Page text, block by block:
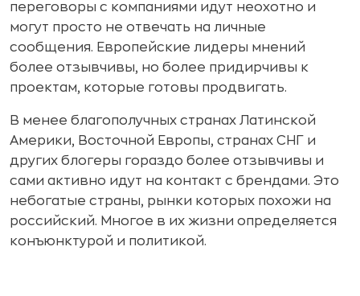
переговоры с компаниями идут неохотно и
могут просто не отвечать на личные
сообщения. Европейские лидеры мнений
более отзывчивы, но более придирчивы к
проектам, которые готовы продвигать.
В менее благополучных странах Латинской
Америки, Восточной Европы, странах СНГ и
других блогеры гораздо более отзывчивы и
сами активно идут на контакт с брендами. Это
небогатые страны, рынки которых похожи на
российский. Многое в их жизни определяется
конъюнктурой и политикой.